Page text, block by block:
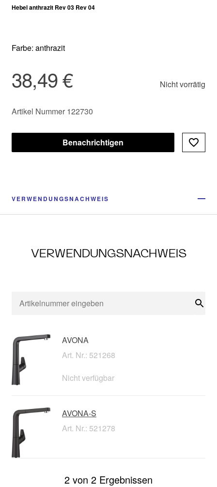
Hebel anthrazit Rev 03 Rev 04
Farbe: anthrazit
38,49 € Nicht vorrätig
Artikel Nummer 122730
Benachrichtigen
VERWENDUNGSNACHWEIS
VERWENDUNGSNACHWEIS
AVONA
Art. Nr.: 521268
Nicht verfügbar
AVONA-S
Art. Nr.: 521278
2 von 2 Ergebnissen